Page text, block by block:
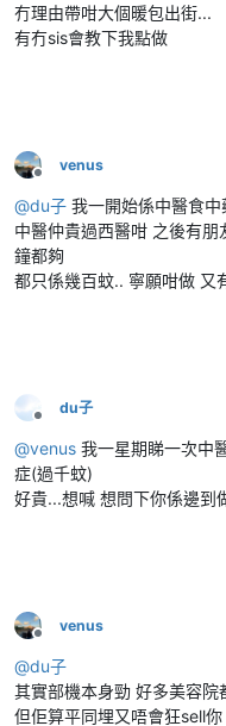
冇理由帶咁大個暖包出街...
有冇sis會教下我點做
離線
venus
@du子 我一開始係中醫食
中醫仲貴過西醫咁 之後有
鐘都夠
都只係幾百蚊.. 寧願咁做 又
離線
du子
@venus 我一星期睇一次中
症(過千蚊)
好貴...想喊 想問下你係邊到
離線
venus
@du子
其實部機本身勁 好多美容院
但佢算平同埋又唔會狂sell